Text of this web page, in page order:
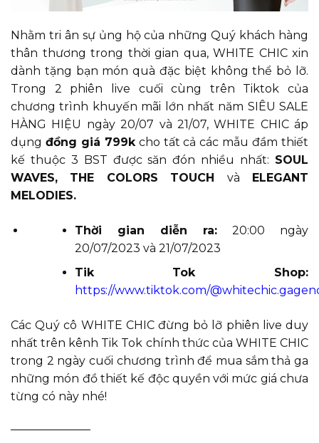
Nhằm tri ân sự ủng hộ của những Quý khách hàng
thân thương trong thời gian qua, WHITE CHIC xin
dành tặng bạn món quà đặc biệt không thể bỏ lỡ.
Trong 2 phiên live cuối cùng trên Tiktok của
chương trình khuyến mãi lớn nhất năm SIÊU SALE
HÀNG HIỆU ngày 20/07 và 21/07, WHITE CHIC áp
dụng đồng giá 799kcho tất cả các mẫu đầm thiết
kế thuộc 3 BST được săn đón nhiều nhất: SOUL
WAVES, THE COLORS TOUCH và ELEGANT
MELODIES.
Thời gian diễn ra:20:00 ngày
20/07/2023 và 21/07/2023
Tik Tok Shop:
https://www.tiktok.com/
Các Quý cô WHITE CHIC đừng bỏ lỡ phiên live duy
nhất trên kênh Tik Tok chính thức của WHITE CHIC
trong 2 ngày cuối chương trình để mua sắm thả ga
những món đồ thiết kế độc quyền với mức giá chưa
từng có này nhé!
———————